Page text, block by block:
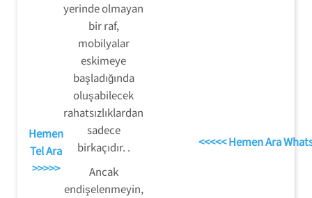
Hemen
Tel Ara
>>>>>
yerinde olmayan
bir raf,
mobilyalar
eskimeye
başladığında
oluşabilecek
rahatsızlıklardan
sadece
birkaçıdır. .
Ancak
endişelenmeyin,
<<<<< Hemen Ara